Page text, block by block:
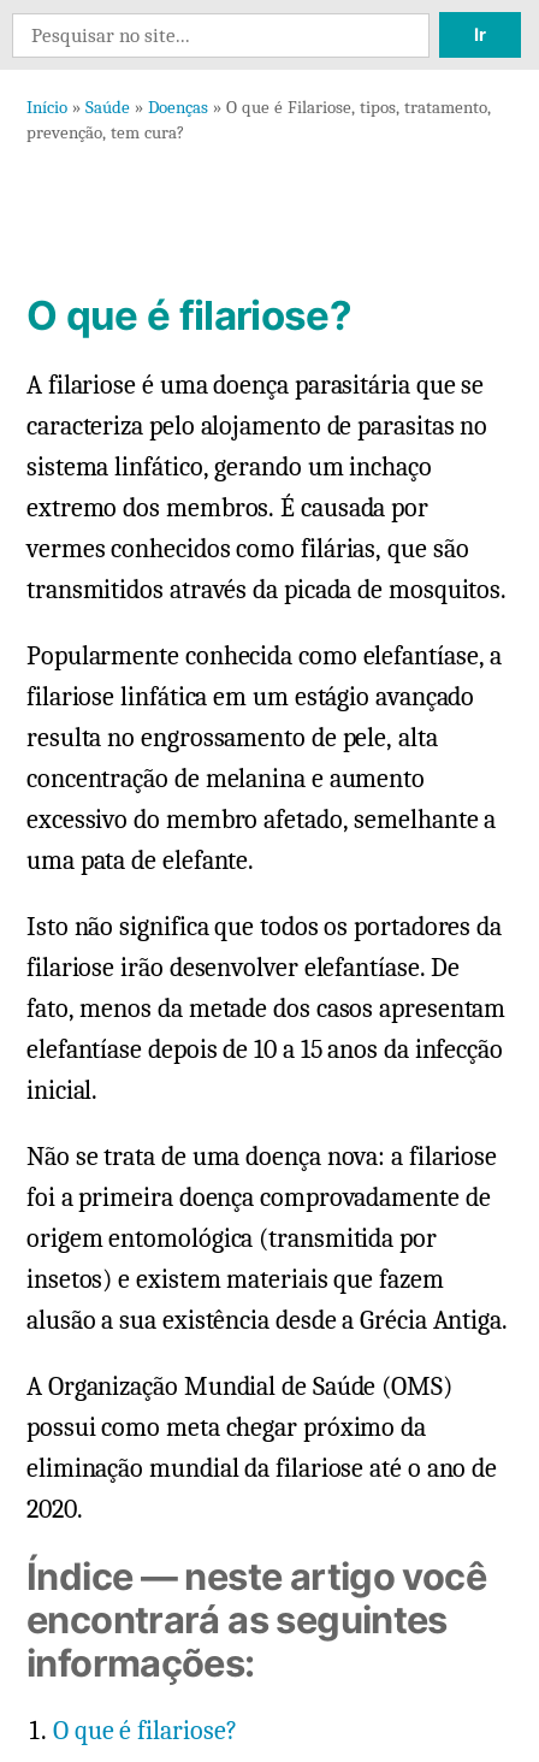
10
O
prevenção,
cura?
Search
for:
Início » Saúde » Doenças » O que é Filariose, tipos, tratamento,
prevenção, tem cura?
O que é filariose?
A filariose é uma doença parasitária que se
caracteriza pelo alojamento de parasitas no
sistema linfático, gerando um inchaço
extremo dos membros. É causada por
vermes conhecidos como filárias, que são
transmitidos através da picada de mosquitos.
Popularmente conhecida como elefantíase, a
filariose linfática em um estágio avançado
resulta no engrossamento de pele, alta
concentração de melanina e aumento
excessivo do membro afetado, semelhante a
uma pata de elefante.
Isto não significa que todos os portadores da
filariose irão desenvolver elefantíase. De
fato, menos da metade dos casos apresentam
elefantíase depois de 10 a 15 anos da infecção
inicial.
Não se trata de uma doença nova: a filariose
foi a primeira doença comprovadamente de
origem entomológica (transmitida por
insetos) e existem materiais que fazem
alusão a sua existência desde a Grécia Antiga.
A Organização Mundial de Saúde (OMS)
possui como meta chegar próximo da
eliminação mundial da filariose até o ano de
2020.
Índice — neste artigo você
encontrará as seguintes
informações:
O que é filariose?